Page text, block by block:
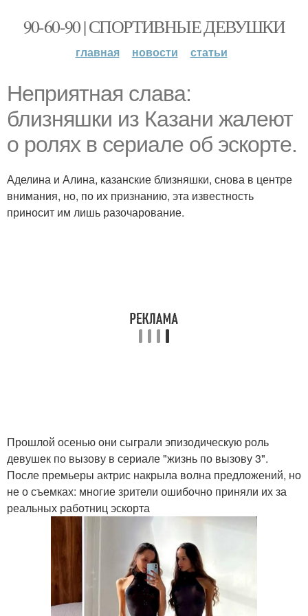
90-60-90 | СПОРТИВНЫЕ ДЕВУШКИ
главная новости статьи
Неприятная слава:
близняшки из Казани жалеют
о ролях в сериале об эскорте.
Аделина и Алина, казанские близняшки, снова в центре
внимания, но, по их признанию, эта известность
приносит им лишь разочарование.
Прошлой осенью они сыграли эпизодическую роль
девушек по вызову в сериале "жизнь по вызову 3".
После премьеры актрис накрыла волна предложений, но
не о съемках: многие зрители ошибочно приняли их за
реальных работниц эскорта